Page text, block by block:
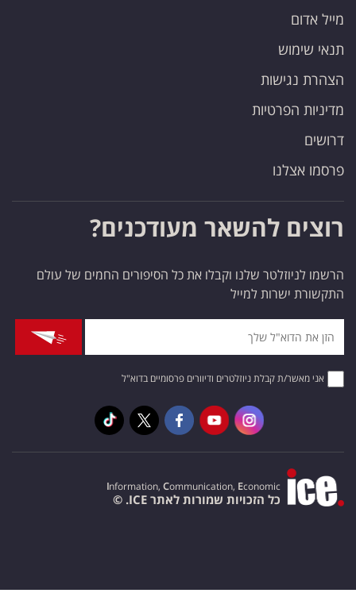
מייל אדום
תנאי שימוש
הצהרת נגישות
מדיניות הפרטיות
דרושים
פרסמו אצלנו
רוצים להשאר מעודכנים?
הרשמו לניוזלטר שלנו וקבלו את כל הסיפורים החמים של עולם
התקשורת ישרות למייל
אני מאשר/ת קבלת ניוזלטרים ודיוורים פרסומיים בדוא"ל
Information, Communication, Economic
כל הזכויות שמורות לאתר ICE. ©